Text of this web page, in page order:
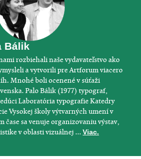
Bálik
rozbiehali naše vydavateľstvo ako
a vytvorili pre Artforum viacero
Mnohé boli ocenené v súťaži
Palo Bálik (1977) typograf,
Laboratória typografie Katedry
Vysokej školy výtvarných umení v
čase sa venuje organizovaniu výstav,
v oblasti vizuálnej ...Viac.